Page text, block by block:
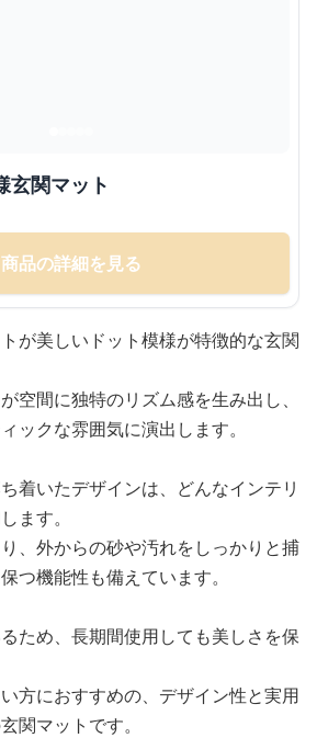
玄関マット
商品の詳細を見る
が美しいドット模様が特徴的な玄関
空間に独特のリズム感を生み出し、
ックな雰囲気に演出します。
着いたデザインは、どんなインテリ
ます。
、外からの砂や汚れをしっかりと捕
つ機能性も備えています。
ため、長期間使用しても美しさを保
方におすすめの、デザイン性と実用
関マットです。